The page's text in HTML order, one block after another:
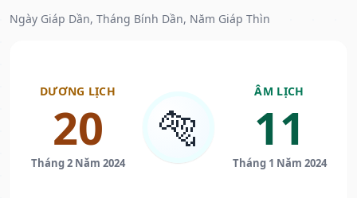
Ngày Giáp Dần, Tháng Bính Dần, Năm Giáp Thìn
DƯƠNG LỊCH
20
Tháng 2 Năm 2024
🐅
ÂM LỊCH
11
Tháng 1 Năm 2024